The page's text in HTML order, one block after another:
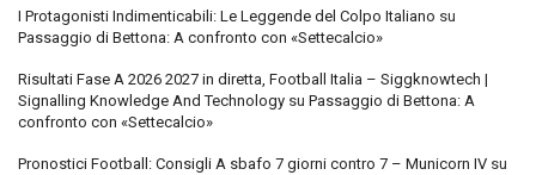
I Protagonisti Indimenticabili: Le Leggende del Colpo Italiano su
Passaggio di Bettona: A confronto con «Settecalcio»
Risultati Fase A 2026 2027 in diretta, Football Italia – Siggknowtech |
Signalling Knowledge And Technology su Passaggio di Bettona: A
confronto con «Settecalcio»
Pronostici Football: Consigli A sbafo 7 giorni contro 7 – Municorn IV su